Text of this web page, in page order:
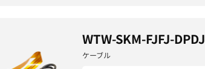
WTW-SKM-FJFJ-DPDJ
ケーブル